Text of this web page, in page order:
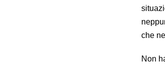
che
Non